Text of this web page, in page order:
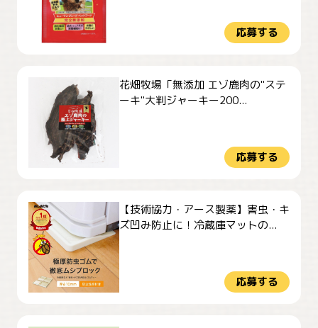
応募する
花畑牧場「無添加 エゾ鹿肉の"ステ
ーキ"大判ジャーキー200...
応募する
【技術協力・アース製薬】害虫・キ
ズ凹み防止に！冷蔵庫マットの...
応募する